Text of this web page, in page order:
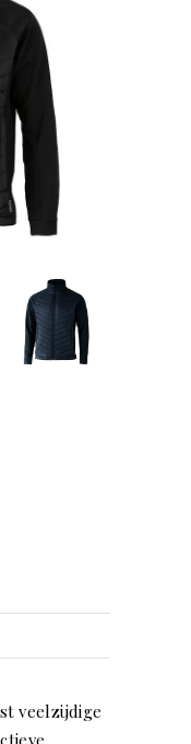
veelzijdige